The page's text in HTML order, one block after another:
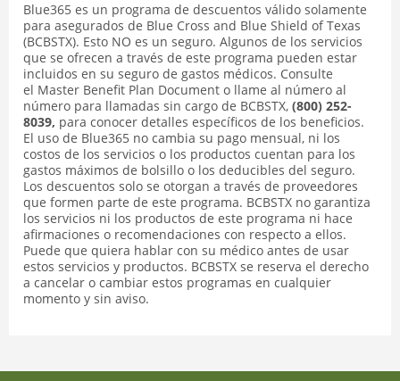
Blue365 es un programa de descuentos válido solamente
para asegurados de Blue Cross and Blue Shield of Texas
(BCBSTX). Esto NO es un seguro. Algunos de los servicios
que se ofrecen a través de este programa pueden estar
incluidos en su seguro de gastos médicos. Consulte
el Master Benefit Plan Document o llame al número al
número para llamadas sin cargo de BCBSTX, (800) 252-
8039, para conocer detalles específicos de los beneficios.
El uso de Blue365 no cambia su pago mensual, ni los
costos de los servicios o los productos cuentan para los
gastos máximos de bolsillo o los deducibles del seguro.
Los descuentos solo se otorgan a través de proveedores
que formen parte de este programa. BCBSTX no garantiza
los servicios ni los productos de este programa ni hace
afirmaciones o recomendaciones con respecto a ellos.
Puede que quiera hablar con su médico antes de usar
estos servicios y productos. BCBSTX se reserva el derecho
a cancelar o cambiar estos programas en cualquier
momento y sin aviso.